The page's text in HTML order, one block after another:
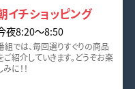
イチショッピング
夜8:20〜8:50
組では、毎回選りすぐりの商品
ご紹介していきます。どうぞお楽
みに！！